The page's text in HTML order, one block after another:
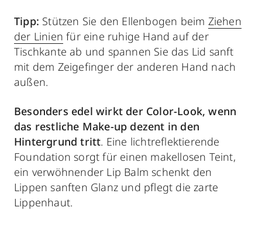
Tipp: Stützen Sie den Ellenbogen beim Ziehen
der Linien für eine ruhige Hand auf der
Tischkante ab und spannen Sie das Lid sanft
mit dem Zeigefinger der anderen Hand nach
außen.
Besonders edel wirkt der Color-Look, wenn
das restliche Make-up dezent in den
Hintergrund tritt. Eine lichtreflektierende
Foundation sorgt für einen makellosen Teint,
ein verwöhnender Lip Balm schenkt den
Lippen sanften Glanz und pflegt die zarte
Lippenhaut.